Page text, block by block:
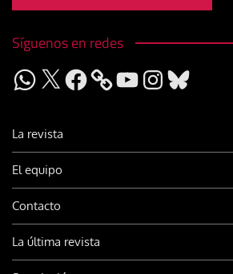
Síguenos en redes
WhatsApp
X Facebook YouTubeInstagram
Bluesky
La revista
El equipo
Contacto
La última revista